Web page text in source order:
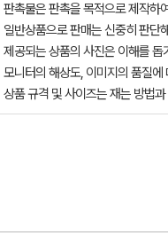
판촉물은 판촉을 목적으로 제작하
일반상품으로 판매는 신중히 판단
제공되는 상품의 사진은 이해를
모니터의 해상도, 이미지의 품질
상품 규격 및 사이즈는 재는 방법